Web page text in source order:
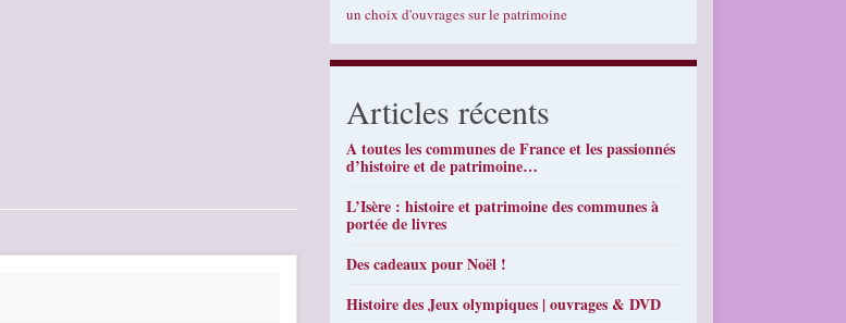
un choix d'ouvrages sur le patrimoine
Articles récents
A toutes les communes de France et les passionnés
d’histoire et de patrimoine…
L’Isère : histoire et patrimoine des communes à
portée de livres
Des cadeaux pour Noël !
Histoire des Jeux olympiques | ouvrages & DVD